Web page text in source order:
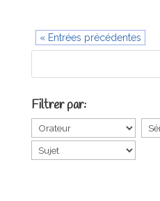
« Entrées précédentes
Filtrer par: